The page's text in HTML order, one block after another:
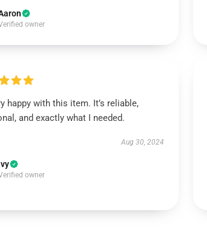
owner
happy with this item. It’s reliable,
and exactly what I needed.
Aug 30, 2024
owner